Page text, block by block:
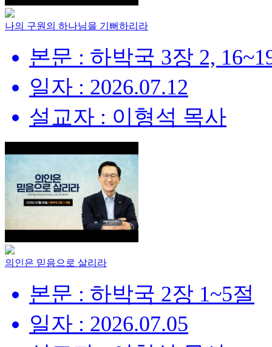
나의 구원의 하나님을 기뻐하리라
본문 : 하박국 3장 2,
일자 : 2026.07.12
설교자 : 이형석 목사
의인은 믿음으로 살리라
본문 : 하박국 2장 1~5절
일자 : 2026.07.05